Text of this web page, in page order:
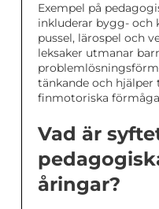
Exempel på
inkluderar bygg- och
pussel, lärospel och
leksaker utmanar
tänkande och
finmotoriska
Vad är
åringar?